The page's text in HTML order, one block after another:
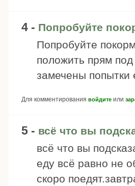
4 - Попробуйте
Попробуйте
положить прям
замечены попытки
Для комментирования войдите или
5 - всё что вы
всё что вы
еду всё равно не
скоро